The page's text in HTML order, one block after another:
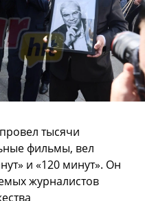
тысячи
фильмы, вел
и «120 минут». Он
журналистов